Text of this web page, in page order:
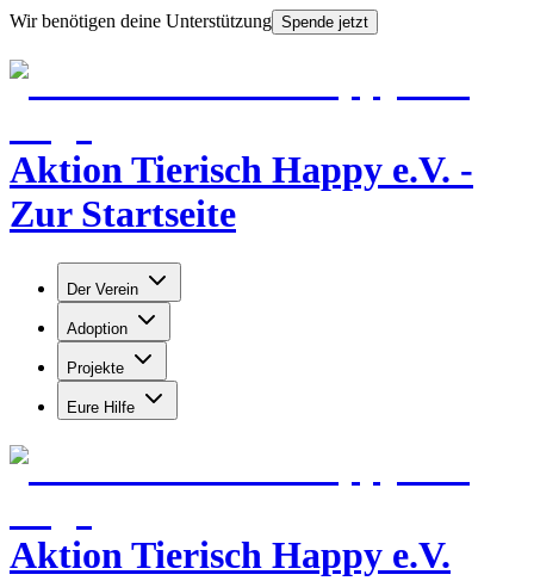
Wir benötigen deine Unterstützung Spende jetzt
Aktion Tierisch Happy e.V. -
Zur Startseite
Der Verein
Adoption
Projekte
Eure Hilfe
Aktion Tierisch Happy e.V.